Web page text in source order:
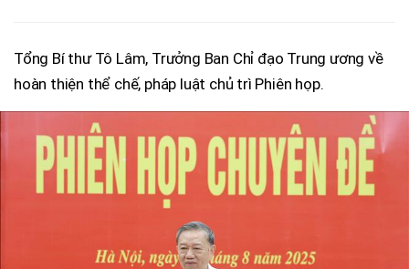
Tổng Bí thư Tô Lâm, Trưởng Ban Chỉ đạo Trung ương về
hoàn thiện thể chế, pháp luật chủ trì Phiên họp.